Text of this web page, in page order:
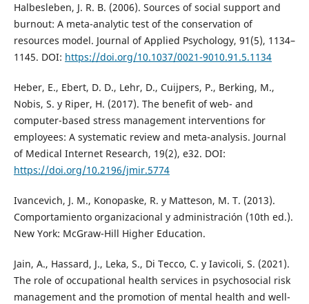
Halbesleben, J. R. B. (2006). Sources of social support and
burnout: A meta-analytic test of the conservation of
resources model. Journal of Applied Psychology, 91(5), 1134–
1145. DOI: https://doi.org/10.1037/0021-9010.91.5.1134
Heber, E., Ebert, D. D., Lehr, D., Cuijpers, P., Berking, M.,
Nobis, S. y Riper, H. (2017). The benefit of web- and
computer-based stress management interventions for
employees: A systematic review and meta-analysis. Journal
of Medical Internet Research, 19(2), e32. DOI:
https://doi.org/10.2196/jmir.5774
Ivancevich, J. M., Konopaske, R. y Matteson, M. T. (2013).
Comportamiento organizacional y administración (10th ed.).
New York: McGraw-Hill Higher Education.
Jain, A., Hassard, J., Leka, S., Di Tecco, C. y Iavicoli, S. (2021).
The role of occupational health services in psychosocial risk
management and the promotion of mental health and well-